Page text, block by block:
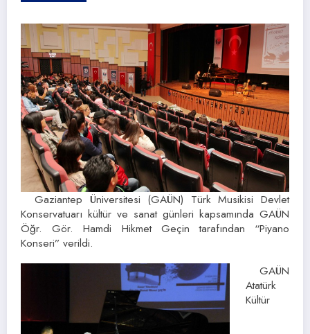
Gaziantep Üniversitesi (GAÜN) Türk Musikisi Devlet
Konservatuarı kültür ve sanat günleri kapsamında GAÜN
Öğr. Gör. Hamdi Hikmet Geçin tarafından “Piyano
Konseri” verildi.
GAÜN
Atatürk
Kültür